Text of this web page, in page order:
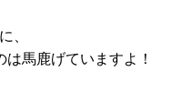
、
馬鹿げていますよ！